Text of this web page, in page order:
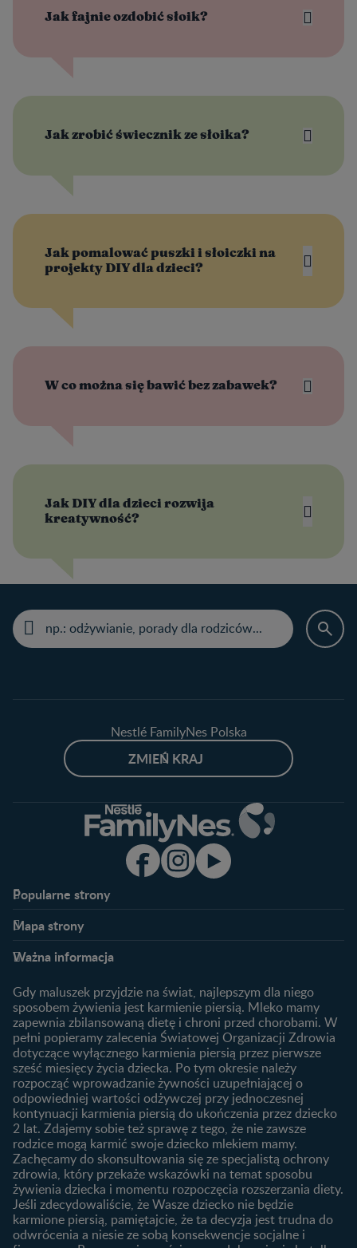
Jak fajnie ozdobić słoik?
Jak zrobić świecznik ze słoika?
Jak pomalować puszki i słoiczki na
projekty DIY dla dzieci?
W co można się bawić bez zabawek?
Jak DIY dla dzieci rozwija
kreatywność?
Nestlé FamilyNes Polska
ZMIEŃ KRAJ
Popularne strony​
Kontakt
FAQ
Produkty
Wyszukiwarka produktów
Nasze marki
Mapa strony​
Plamienie implantacyjne –
Jak zaplanować płeć
dziecka?
Jak rozpoznać dni płodne?
Badania przed ciążą
Planowanie urlopu
macierzyńskiego
1. trymestr ciąży
2. trymestr ciąży
3. trymestr ciąży
Rozwój dziecka
Kalendarz rozwoju dziecka
Skoki rozwojowe
Ząbkowanie u niemowląt
Żywienie dziecka
10 sposobów jak poprawić
laktację
Jakie mleko następne
wybrać dla dziecka?
Jak rozszerzać dietę
niemowlaka?
Ważna informacja
Gdy maluszek przyjdzie na świat, najlepszym dla niego
sposobem żywienia jest karmienie piersią. Mleko mamy
zapewnia zbilansowaną dietę i chroni przed chorobami. W
pełni popieramy zalecenia Światowej Organizacji Zdrowia
dotyczące wyłącznego karmienia piersią przez pierwsze
sześć miesięcy życia dziecka. Po tym okresie należy
rozpocząć wprowadzanie żywności uzupełniającej o
odpowiedniej wartości odżywczej przy jednoczesnej
kontynuacji karmienia piersią do ukończenia przez dziecko
2 lat. Zdajemy sobie też sprawę z tego, że nie zawsze
rodzice mogą karmić swoje dziecko mlekiem mamy.
Zachęcamy do skonsultowania się ze specjalistą ochrony
zdrowia, który przekaże wskazówki na temat sposobu
żywienia dziecka i momentu rozpoczęcia rozszerzania diety.
Jeśli zdecydowaliście, że Wasze dziecko nie będzie
karmione piersią, pamiętajcie, że ta decyzja jest trudna do
odwrócenia a niesie ze sobą konsekwencje socjalne i